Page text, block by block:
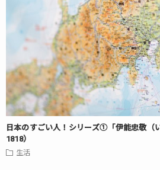
日本のすごい人！シリーズ①「伊能忠敬（
1818）
生活